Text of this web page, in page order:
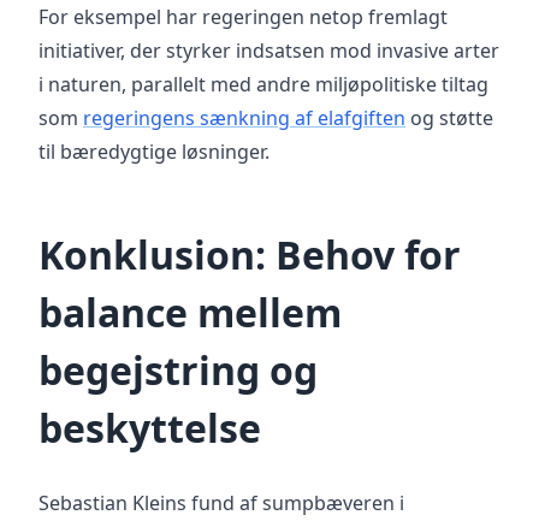
For eksempel har regeringen netop fremlagt
initiativer, der styrker indsatsen mod invasive arter
i naturen, parallelt med andre miljøpolitiske tiltag
som regeringens sænkning af elafgiften og støtte
til bæredygtige løsninger.
Konklusion: Behov for
balance mellem
begejstring og
beskyttelse
Sebastian Kleins fund af sumpbæveren i